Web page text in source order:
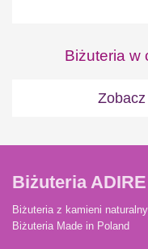
Biżuteria w
Biżuteria ADIRE
Biżuteria z kamieni
Biżuteria Made in Poland